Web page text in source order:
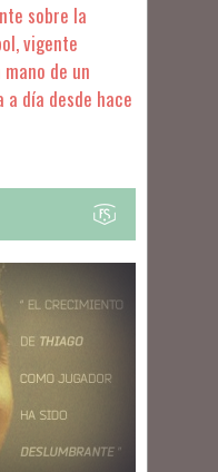
sobre la
vigente
de un
día desde hace